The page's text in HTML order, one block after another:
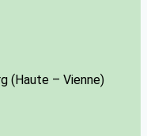
(Haute – Vienne)